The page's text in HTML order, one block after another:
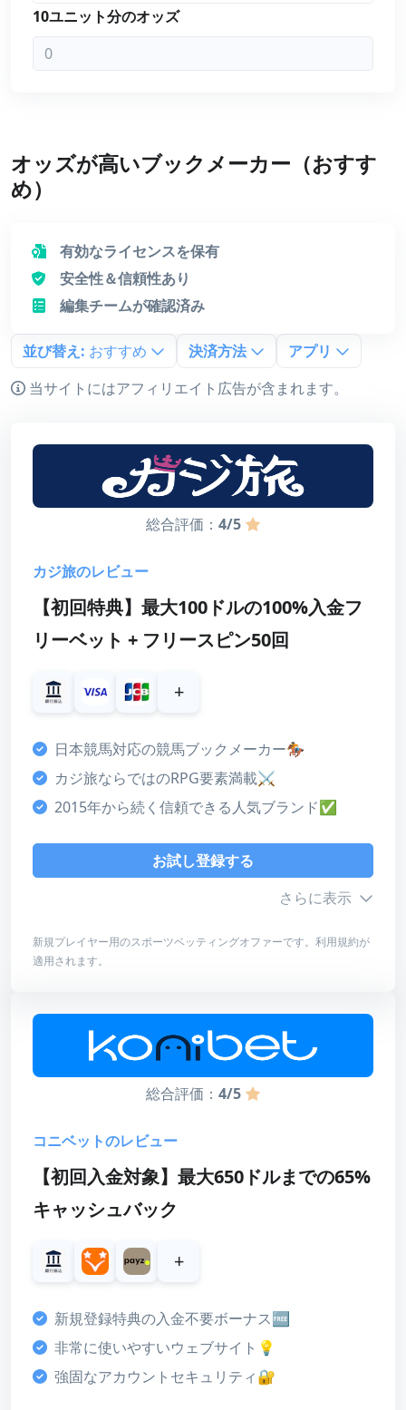
10ユニット分のオッズ
オッズが高いブックメーカー（おすす
め）
有効なライセンスを保有
安全性＆信頼性あり
編集チームが確認済み
並び替え: おすすめ 決済方法
アプリ
当サイトにはアフィリエイト広告が含まれます。
総合評価： 4/5
カジ旅のレビュー
【初回特典】最大100ドルの100%入金フ
リーベット + フリースピン50回
+
日本競馬対応の競馬ブックメーカー🏇
カジ旅ならではのRPG要素満載⚔
2015年から続く信頼できる人気ブランド✅
お試し登録する
さらに表示
ボーナス詳細
100ドル
20倍（フリースピンのみ）
有効期限
スコア
ボーナス
新規プレイヤー用のスポーツベッティングオファーです。利用規約が
適用されます。
総合評価： 4/5
コニベットのレビュー
【初回入金対象】最大650ドルまでの65%
キャッシュバック
+
新規登録特典の入金不要ボーナス🆓
非常に使いやすいウェブサイト💡
強固なアカウントセキュリティ🔐